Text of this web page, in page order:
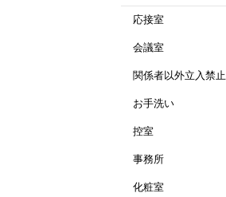
応接室
会議室
関係者以外立入禁止
お手洗い
控室
事務所
化粧室